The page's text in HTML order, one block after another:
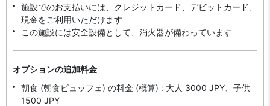
施設でのお支払いには、クレジットカード、デビットカード、
現金をご利用いただけます
この施設には安全設備として、消火器が備わっています
オプションの追加料金
朝食 (朝食ビュッフェ) の料金 (概算) : 大人 3000 JPY、子供
1500 JPY